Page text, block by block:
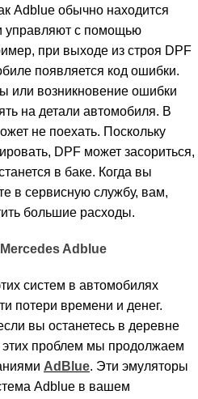
Adblue обычно находится
управляют с помощью
при выходе из строя DPF
появляется код ошибки.
или возникновение ошибки
на детали автомобиля. В
не поехать. Поскольку
DPF может засориться,
в баке. Когда вы
в сервисную службу, вам,
большие расходы.
Adblue
систем в автомобилях
потери времени и денег.
вы останетесь в деревне
проблем мы продолжаем
AdBlue. Эти эмуляторы
Adblue в вашем